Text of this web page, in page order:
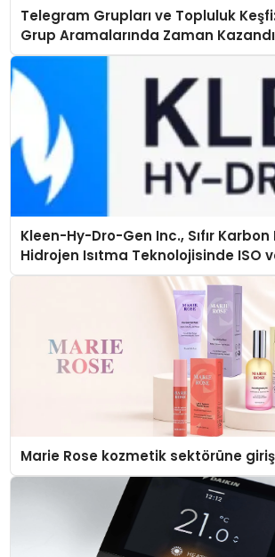
Telegram Grupları ve Topluluk
Grup Aramalarında Zaman
Kleen-Hy-Dro-Gen Inc., Sıfır Karbon
Hidrojen Isıtma Teknolojisinde ISO
Düzenleyici Onaylarını Aldı
Marie Rose kozmetik sektörüne